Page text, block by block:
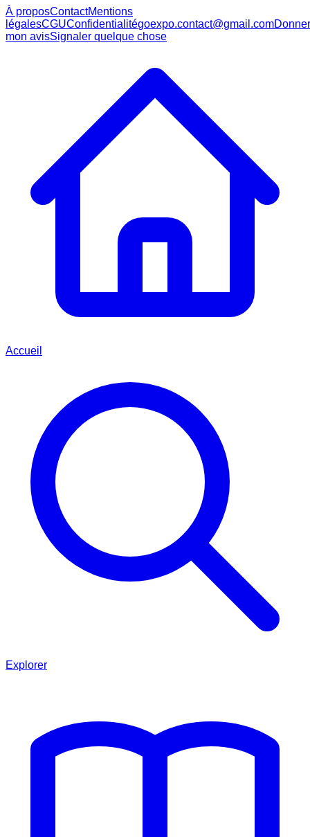
À proposContactMentions
légalesCGUConfidentialitégoexpo.contact@gmail.comDonner
mon avisSignaler quelque chose
Accueil
Explorer